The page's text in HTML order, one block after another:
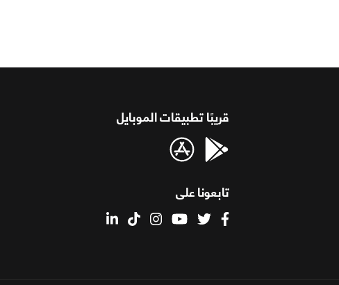
قريبًا تطبيقات الموبايل
تابعونا على